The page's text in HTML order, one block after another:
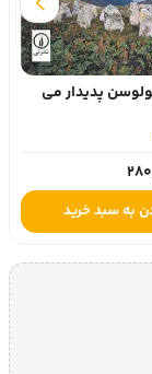
پدیدار می
به سبد خرید